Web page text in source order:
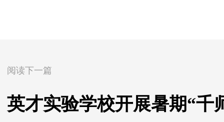
阅读下一篇
英才实验学校开展暑期“千